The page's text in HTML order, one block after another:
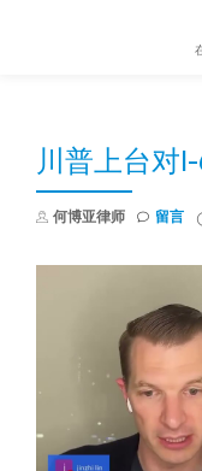
川普上台对
何博亚律师 留言